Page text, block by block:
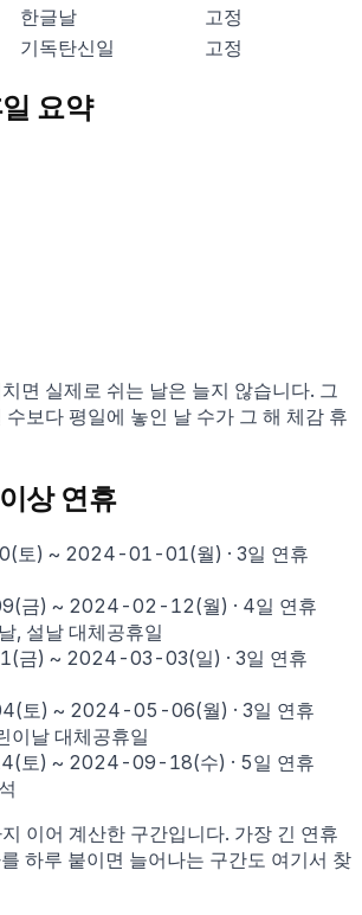
한글날
고정
기독탄신일 고정
요약
면 실제로 쉬는 날은 늘지 않습니다. 그
보다 평일에 놓인 날 수가 그 해 체감 휴
상 연휴
( 토) ~ 2024-01-01(월) · 3일 연휴
(금) ~ 2024-02-12(월) · 4일 연휴
, 설날 대체공휴일
(금) ~ 2024-03-03(일) · 3일 연휴
( 토) ~ 2024-05-06(월) · 3일 연휴
이날 대체공휴일
( 토) ~ 2024-09-18(수) · 5일 연휴
이어 계산한 구간입니다. 가장 긴 연휴
하루 붙이면 늘어나는 구간도 여기서 찾